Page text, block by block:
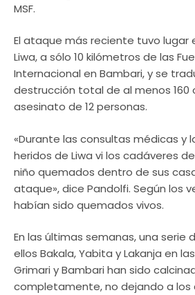
MSF.
El ataque más reciente tuvo lugar
Liwa, a sólo 10 kilómetros de las
Internacional en Bambari, y se
destrucción total de al menos 160
asesinato de 12 personas.
«Durante las consultas médicas y
heridos de Liwa vi los cadáveres
niño quemados dentro de sus
ataque», dice Pandolfi. Según los
habían sido quemados vivos.
En las últimas semanas, una serie
ellos Bakala, Yabita y Lakanja en
Grimari y Bambari han sido
completamente, no dejando a los